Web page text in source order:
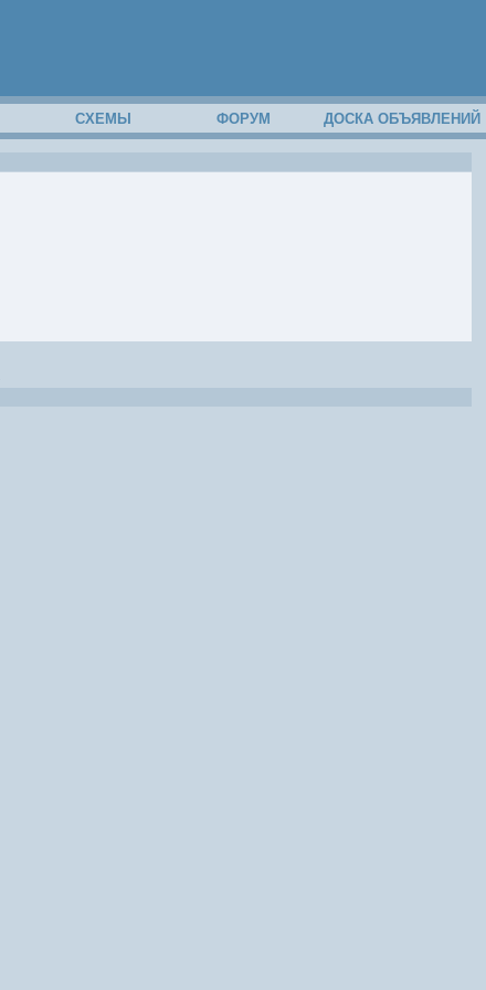
СХЕМЫ ФОРУМ ДОСКА ОБЪЯВЛЕНИЙ